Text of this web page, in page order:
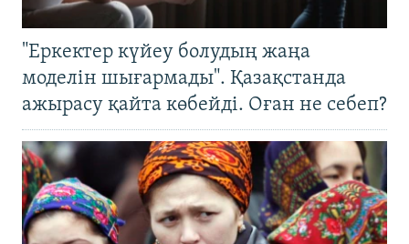
"Еркектер күйеу болудың жаңа
моделін шығармады". Қазақстанда
ажырасу қайта көбейді. Оған не себеп?